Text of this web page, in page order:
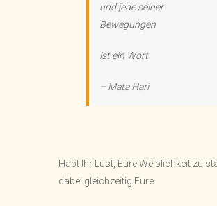
und jede seiner
Bewegungen
ist ein Wort
– Mata Hari
Habt Ihr Lust, Eure Weiblichkeit zu
dabei gleichzeitig Eure